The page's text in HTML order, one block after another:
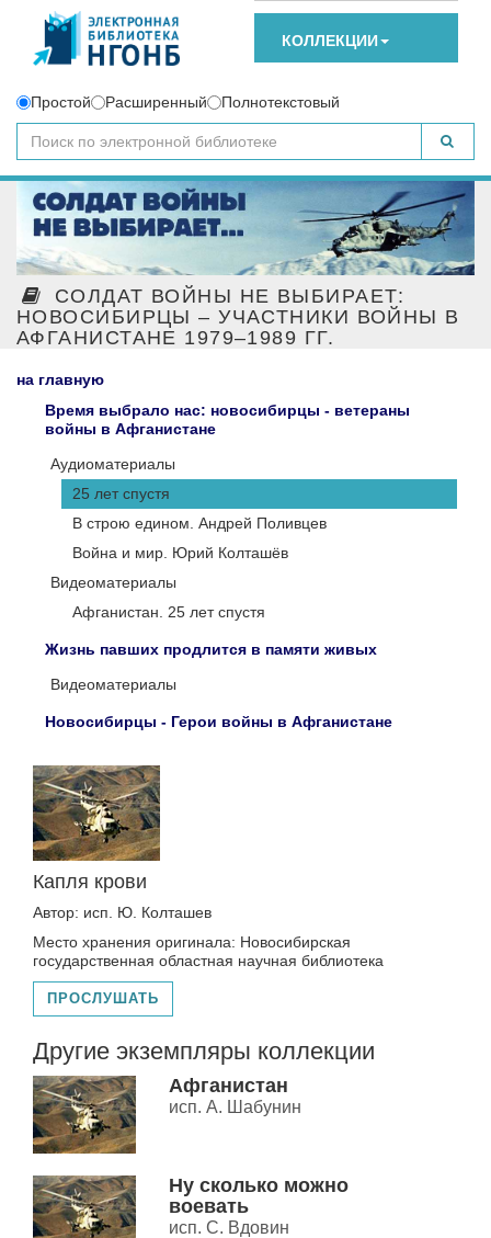
КОЛЛЕКЦИИ
Простой Расширенный Полнотекстовый
СОЛДАТ ВОЙНЫ НЕ ВЫБИРАЕТ:
НОВОСИБИРЦЫ – УЧАСТНИКИ ВОЙНЫ В
АФГАНИСТАНЕ 1979–1989 ГГ.
на главную
Время выбрало нас: новосибирцы - ветераны
войны в Афганистане
Аудиоматериалы
25 лет спустя
В строю едином. Андрей Поливцев
Война и мир. Юрий Колташёв
Видеоматериалы
Афганистан. 25 лет спустя
Жизнь павших продлится в памяти живых
Видеоматериалы
Новосибирцы - Герои войны в Афганистане
Капля крови
Автор: исп. Ю. Колташев
Место хранения оригинала: Новосибирская
государственная областная научная библиотека
ПРОСЛУШАТЬ
Другие экземпляры коллекции
Афганистан
исп. А. Шабунин
Ну сколько можно
воевать
исп. С. Вдовин